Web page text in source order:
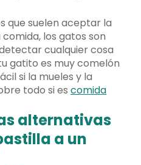
que suelen aceptar la
los gatos son
cualquier cosa
gatito es muy comelón
si la mueles y la
todo si es comida
alternativas
a un